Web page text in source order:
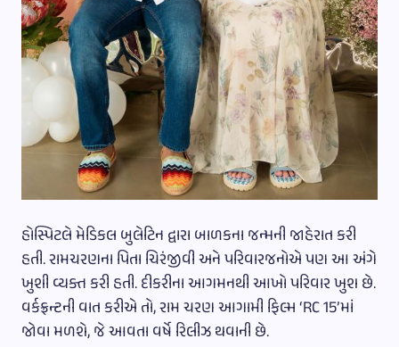
હોસ્પિટલે મેડિકલ બુલેટિન દ્વારા બાળકના જન્મની જાહેરાત કરી
હતી. રામચરણના પિતા ચિરંજીવી અને પરિવારજનોએ પણ આ અંગે
ખુશી વ્યક્ત કરી હતી. દીકરીના આગમનથી આખો પરિવાર ખુશ છે.
વર્કફ્રન્ટની વાત કરીએ તો, રામ ચરણ આગામી ફિલ્મ ‘RC 15’માં
જોવા મળશે, જે આવતા વર્ષે રિલીઝ થવાની છે.